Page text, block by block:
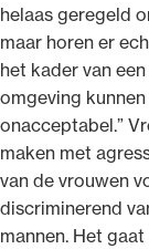
helaas geregeld
maar horen er
het kader van
omgeving
onacceptabel.”
maken met
van de vrouwen
discriminerend
mannen. Het